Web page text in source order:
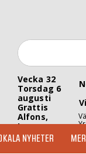
Vecka 32
Torsdag 6
augusti
Grattis
Alfons,
Inez
Yr
NYHETER